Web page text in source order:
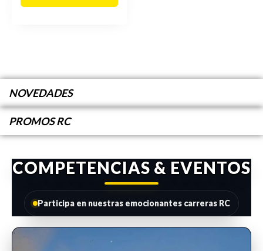
NOVEDADES
PROMOS RC
COMPETENCIAS & EVENTOS
Participa en nuestras emocionantes carreras RC
INSCRIPCIONES ABIERTAS